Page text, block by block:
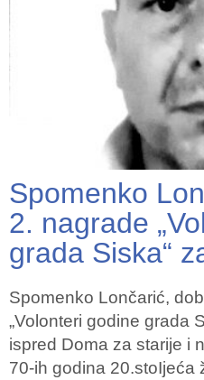
Spomenko
2. nagrade
grada Siska“
Spomenko Lončarić,
„Volonteri godine grada
ispred Doma za starije i
70-ih godina 20.stoIjeća